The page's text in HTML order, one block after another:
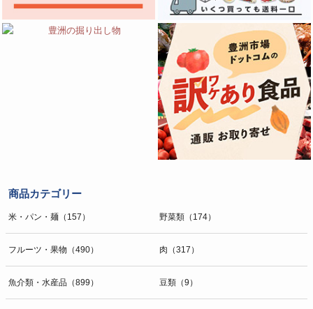
商品カテゴリー
米・パン・麺（157） 野菜類（174）
フルーツ・果物（490） 肉（317）
魚介類・水産品（899） 豆類（9）